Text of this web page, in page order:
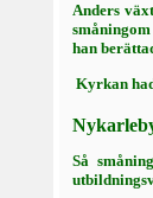
Anders
han
 Kyrkan
Så